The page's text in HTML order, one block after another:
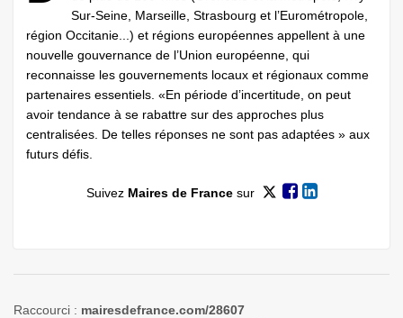
Sur-Seine, Marseille, Strasbourg et l’Eurométropole,
région Occitanie...) et régions européennes appellent à une
nouvelle gouvernance de l’Union européenne, qui
reconnaisse les gouvernements locaux et régionaux comme
partenaires essentiels. «En période d’incertitude, on peut
avoir tendance à se rabattre sur des approches plus
centralisées. De telles réponses ne sont pas adaptées » aux
futurs défis.
Suivez Maires de Francesur
Raccourci : mairesdefrance.com/28607